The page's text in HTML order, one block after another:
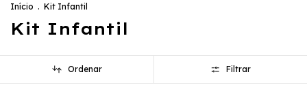
Início . Kit Infantil
Kit Infantil
Ordenar Filtrar